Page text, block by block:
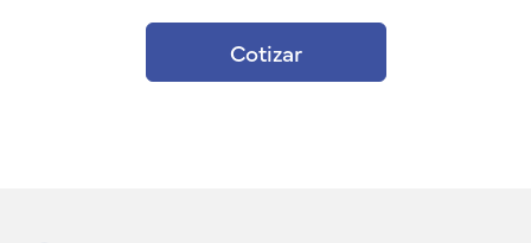
Cotizar